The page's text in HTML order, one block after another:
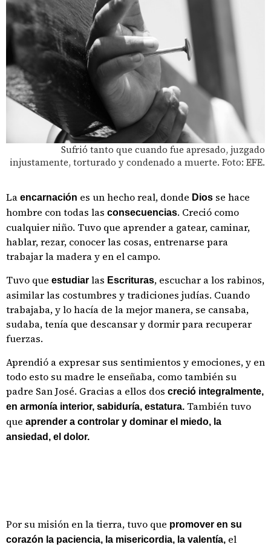
Sufrió tanto que cuando fue apresado, juzgado
injustamente, torturado y condenado a muerte. Foto: EFE.
La encarnación es un hecho real, donde Dios se hace
hombre con todas las consecuencias. Creció como
cualquier niño. Tuvo que aprender a gatear, caminar,
hablar, rezar, conocer las cosas, entrenarse para
trabajar la madera y en el campo.
Tuvo que estudiar las Escrituras, escuchar a los rabinos,
asimilar las costumbres y tradiciones judías. Cuando
trabajaba, y lo hacía de la mejor manera, se cansaba,
sudaba, tenía que descansar y dormir para recuperar
fuerzas.
Aprendió a expresar sus sentimientos y emociones, y en
todo esto su madre le enseñaba, como también su
padre San José. Gracias a ellos dos creció integralmente,
en armonía interior, sabiduría, estatura. También tuvo
que aprender a controlar y dominar el miedo, la
ansiedad, el dolor.
Por su misión en la tierra, tuvo que promover en su
corazón la paciencia, la misericordia, la valentía, el